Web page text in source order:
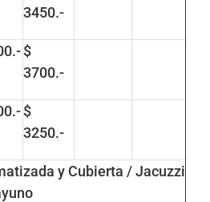
3450.-
$
3700.-
$
3250.-
y Cubierta / Jacuzzi